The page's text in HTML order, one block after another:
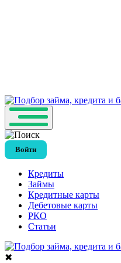
Войти
Кредиты
Займы
Кредитные карты
Дебетовые карты
РКО
Статьи
✖